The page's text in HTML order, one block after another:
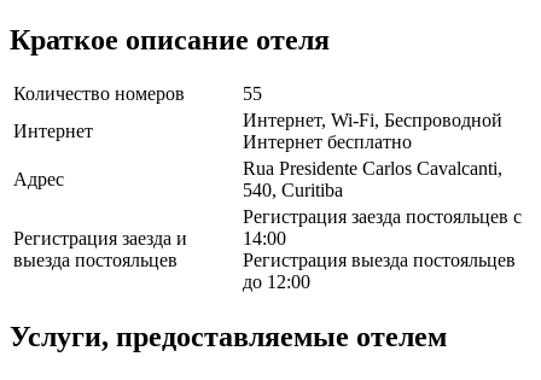
Краткое описание отеля
Количество номеров
55
Интернет
Интернет, Wi-Fi, Беспроводной
Интернет бесплатно
Адрес
Rua Presidente Carlos Cavalcanti,
540, Curitiba
Регистрация заезда и
выезда постояльцев
Регистрация заезда постояльцев с
14:00
Регистрация выезда постояльцев
до 12:00
Услуги, предоставляемые отелем